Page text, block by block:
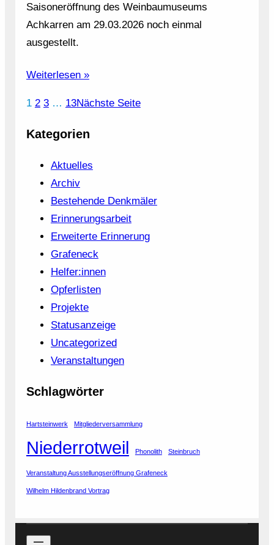
Saisoneröffnung des Weinbaumuseums
Achkarren am 29.03.2026 noch einmal
ausgestellt.
Weiterlesen »
1 2 3 … 13Nächste Seite
Kategorien
Aktuelles
Archiv
Bestehende Denkmäler
Erinnerungsarbeit
Erweiterte Erinnerung
Grafeneck
Helfer:innen
Opferlisten
Projekte
Statusanzeige
Uncategorized
Veranstaltungen
Schlagwörter
Hartsteinwerk Mitgliederversammlung
Niederrotweil Phonolith Steinbruch
Veranstaltung Ausstellungseröffnung Grafeneck
Wilhelm Hildenbrand Vortrag